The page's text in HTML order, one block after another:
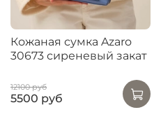
Кожаная сумка Azaro
30673 сиреневый закат
12100 руб
5500 руб